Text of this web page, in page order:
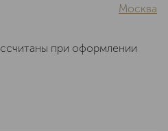
Москва
при оформлении